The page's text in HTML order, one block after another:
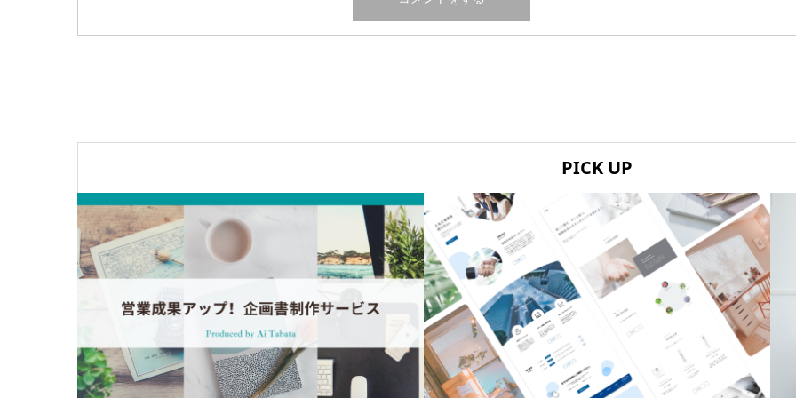
PICK UP